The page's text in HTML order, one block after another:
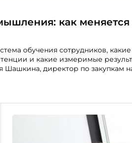
как меняется
обучения сотрудников, какие
и какие измеримые
Шашкина, директор по закупкам